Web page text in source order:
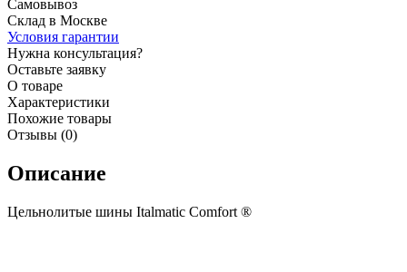
Самовывоз
Склад в Москве
Условия гарантии
Нужна консультация?
Оставьте заявку
О товаре
Характеристики
Похожие товары
Отзывы (0)
Описание
Цельнолитые шины Italmatic Comfort ®